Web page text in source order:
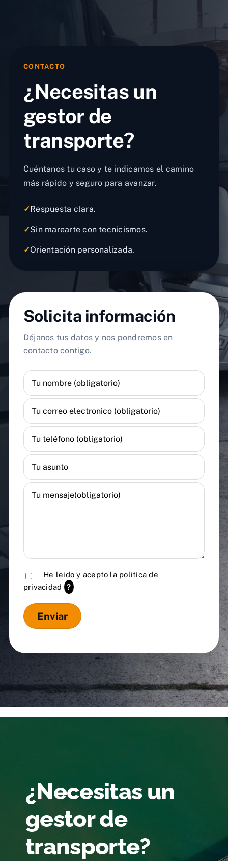
CONTACTO
¿Necesitas un
gestor de
transporte?
Cuéntanos tu caso y te indicamos el camino
más rápido y seguro para avanzar.
✓Respuesta clara.
✓Sin marearte con tecnicismos.
✓Orientación personalizada.
Solicita información
Déjanos tus datos y nos pondremos en
contacto contigo.
He leido y acepto la política de
privacidad
?
¿Necesitas un
gestor de
transporte?